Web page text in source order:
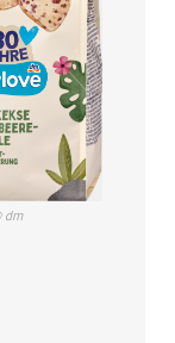
dm